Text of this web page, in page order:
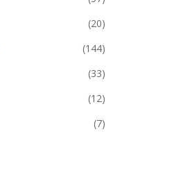
(20)
(144)
(33)
(12)
(7)